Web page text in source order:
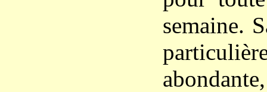
semaine.